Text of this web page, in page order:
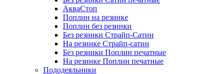
АкваСтоп
Поплин на резинке
Поплин без резинки
Без резинки Страйп-Сатин
На резинке Страйп-сатин
Без резинки Поплин печатные
На резинке Поплин печатные
Пододеяльники